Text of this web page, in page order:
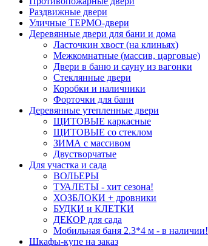
Раздвижные двери
Уличные ТЕРМО-двери
Деревянные двери для бани и дома
Ласточкин хвост (на клиньях)
Межкомнатные (массив, царговые)
Двери в баню и сауну из вагонки
Стеклянные двери
Коробки и наличники
Форточки для бани
Деревянные утепленные двери
ЩИТОВЫЕ каркасные
ЩИТОВЫЕ со стеклом
ЗИМА с массивом
Двустворчатые
Для участка и сада
ВОЛЬЕРЫ
ТУАЛЕТЫ - хит сезона!
ХОЗБЛОКИ + дровники
БУДКИ и КЛЕТКИ
ДЕКОР для сада
Мобильная баня 2.3*4 м - в наличии!
Шкафы-купе на заказ